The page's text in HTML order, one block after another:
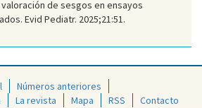
de sesgos en ensayos
Evid Pediatr. 2025;21:51.
Números anteriores
La revista Mapa RSS Contacto